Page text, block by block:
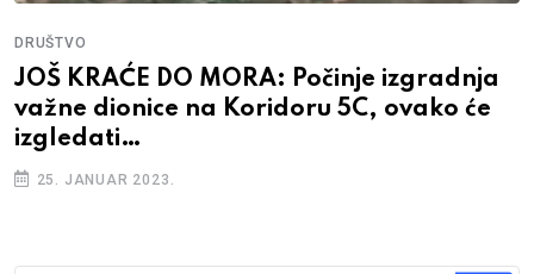
DRUŠTVO
JOŠ KRAĆE DO MORA: Počinje izgradnja
važne dionice na Koridoru 5C, ovako će
izgledati…
25. JANUAR 2023.